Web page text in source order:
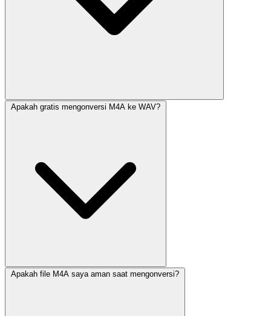
Apakah gratis mengonversi M4A ke WAV?
Apakah file M4A saya aman saat mengonversi?